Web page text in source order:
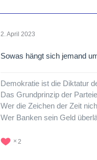
2. April 2023
Sowas hängt sich jemand
Demokratie ist die Diktatur
Das Grundprinzip der
Wer die Zeichen der Zeit
Wer Banken sein Geld
2